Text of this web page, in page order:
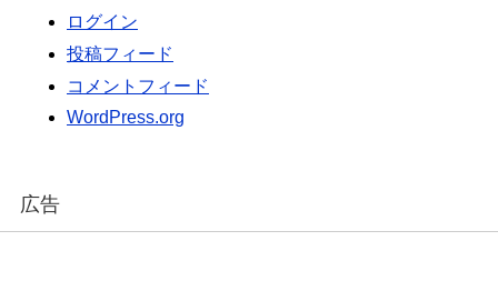
ログイン
投稿フィード
コメントフィード
WordPress.org
広告